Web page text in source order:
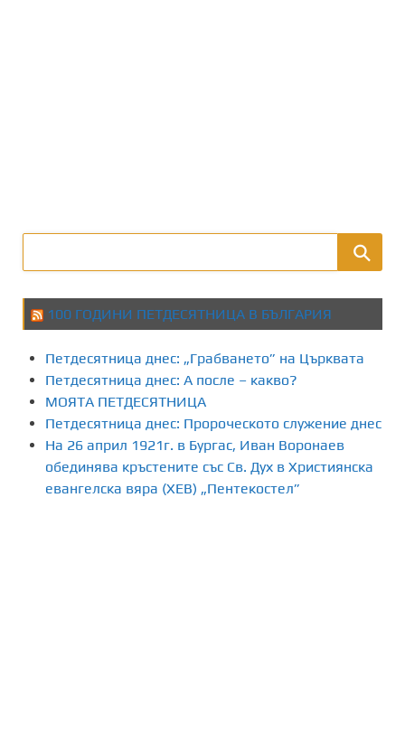
100 ГОДИНИ ПЕТДЕСЯТНИЦА В БЪЛГАРИЯ
Петдесятница днес: „Грабването” на Църквата
Петдесятница днес: А после – какво?
МОЯТА ПЕТДЕСЯТНИЦА
Петдесятница днес: Пророческото служение днес
На 26 април 1921г. в Бургас, Иван Воронаев
обединява кръстените със Св. Дух в Християнска
евангелска вяра (ХЕВ) „Пентекостел”